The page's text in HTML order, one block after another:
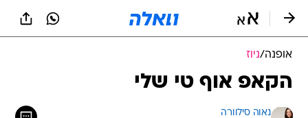
אופנה/ניוז
הקאפ אוף טי שלי
נאוה סילוורה